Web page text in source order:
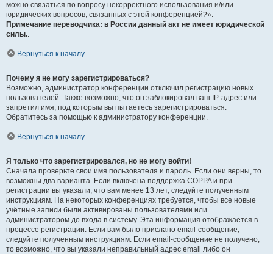
можно связаться по вопросу некорректного использования и/или
юридических вопросов, связанных с этой конференцией?».
Примечание переводчика: в России данный акт не имеет юридической
силы..
Вернуться к началу
Почему я не могу зарегистрироваться?
Возможно, администратор конференции отключил регистрацию новых
пользователей. Также возможно, что он заблокировал ваш IP-адрес или
запретил имя, под которым вы пытаетесь зарегистрироваться.
Обратитесь за помощью к администратору конференции.
Вернуться к началу
Я только что зарегистрировался, но не могу войти!
Сначала проверьте свои имя пользователя и пароль. Если они верны, то
возможны два варианта. Если включена поддержка COPPA и при
регистрации вы указали, что вам менее 13 лет, следуйте полученным
инструкциям. На некоторых конференциях требуется, чтобы все новые
учётные записи были активированы пользователями или
администратором до входа в систему. Эта информация отображается в
процессе регистрации. Если вам было прислано email-сообщение,
следуйте полученным инструкциям. Если email-сообщение не получено,
то возможно, что вы указали неправильный адрес email либо он